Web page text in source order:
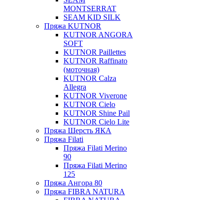
MONTSERRAT
SEAM KID SILK
Пряжа KUTNOR
KUTNOR ANGORA
SOFT
KUTNOR Paillettes
KUTNOR Raffinato
(моточная)
KUTNOR Calza
Allegra
KUTNOR Viverone
KUTNOR Cielo
KUTNOR Shine Pail
KUTNOR Cielo Lite
Пряжа Шерсть ЯКА
Пряжа Filati
Пряжа Filati Merino
90
Пряжа Filati Merino
125
Пряжа Ангора 80
Пряжа FIBRA NATURA